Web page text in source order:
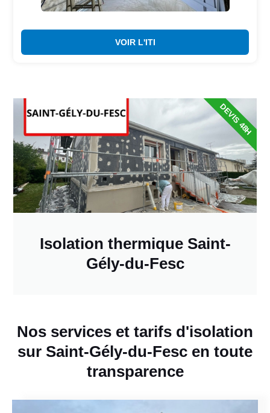
VOIR L'ITI
Isolation thermique Saint-
Gély-du-Fesc
DEVIS 48H
Nos services et tarifs d'isolation
sur Saint-Gély-du-Fesc en toute
transparence